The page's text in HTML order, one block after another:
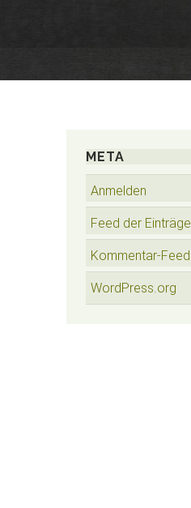
META
Anmelden
Feed der Einträge
Kommentar-Feed
WordPress.org